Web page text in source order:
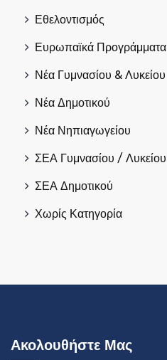
Εθελοντισμός
Ευρωπαϊκά Προγράμματα
Νέα Γυμνασίου & Λυκείου
Νέα Δημοτικού
Νέα Νηπιαγωγείου
ΣΕΑ Γυμνασίου / Λυκείου
ΣΕΑ Δημοτικού
Χωρίς Κατηγορία
Ακολουθήστε Μας